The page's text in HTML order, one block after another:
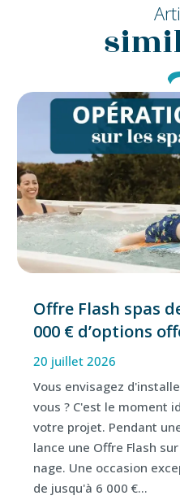
Offre Flash spas
000 € d’options
20 juillet 2026
Vous envisagez
vous ? C'est le moment
votre projet. Pendant
lance une Offre Flash
nage. Une occasion
de jusqu'à 6 000 €...